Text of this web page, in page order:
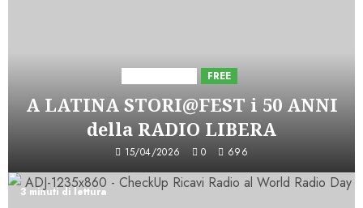
FREE
A LATINA STORI@FEST i 50 ANNI
della RADIO LIBERA
15/04/2026 0 696
3 minuti di lettura